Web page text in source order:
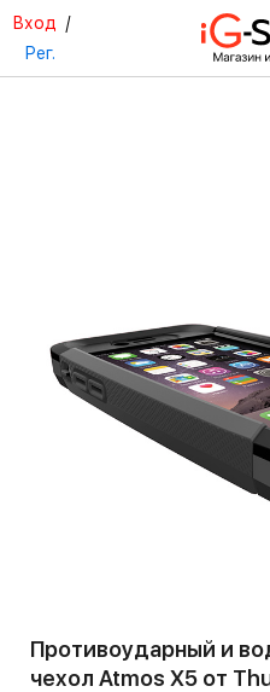
Вход /
Рег.
Противоударный и
чехол Atmos X5 от